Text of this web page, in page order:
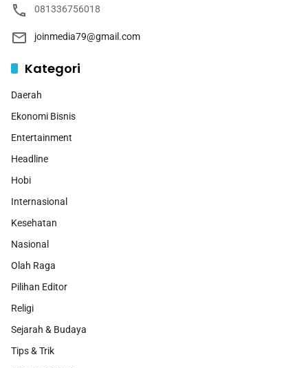
081336756018
joinmedia79@gmail.com
Kategori
Daerah
Ekonomi Bisnis
Entertainment
Headline
Hobi
Internasional
Kesehatan
Nasional
Olah Raga
Pilihan Editor
Religi
Sejarah & Budaya
Tips & Trik